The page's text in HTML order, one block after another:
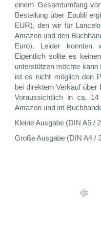
einem Gesamtumfang
Bestellung über Epubli
EUR), den wir für
Amazon und den
Euro). Leider konnten
Eigentlich sollte es
unterstützen möchte kann
ist es nicht möglich den
bei direktem Verkauf über
Voraussichtlich in ca.
Amazon und im
Kleine Ausgabe (DIN A5 /
Große Ausgabe (DIN A4 /